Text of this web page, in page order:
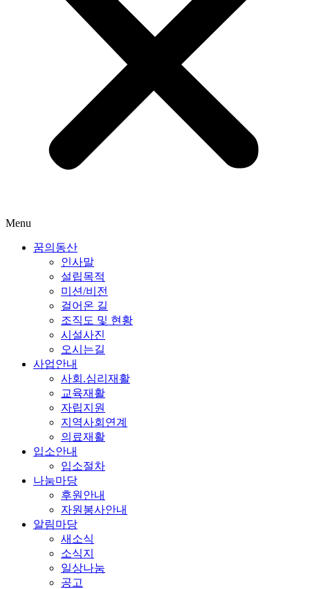
Menu
꿈의동산
인사말
설립목적
미션/비전
걸어온 길
조직도 및 현황
시설사진
오시는길
사업안내
사회.심리재활
교육재활
자립지원
지역사회연계
의료재활
입소안내
입소절차
나눔마당
후원안내
자원봉사안내
알림마당
새소식
소식지
일상나눔
공고